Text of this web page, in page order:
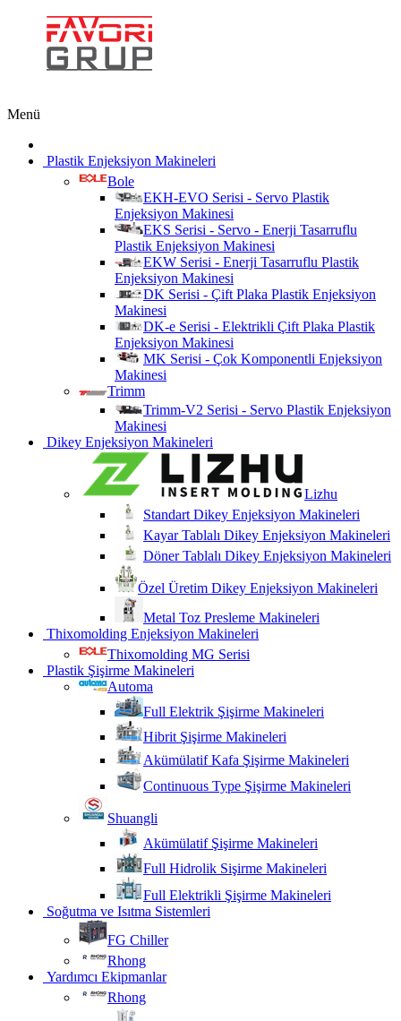
Menü
Plastik Enjeksiyon Makineleri
Bole
EKH-EVO Serisi - Servo Plastik
Enjeksiyon Makinesi
EKS Serisi - Servo - Enerji Tasarruflu
Plastik Enjeksiyon Makinesi
EKW Serisi - Enerji Tasarruflu Plastik
Enjeksiyon Makinesi
DK Serisi - Çift Plaka Plastik Enjeksiyon
Makinesi
DK-e Serisi - Elektrikli Çift Plaka Plastik
Enjeksiyon Makinesi
MK Serisi - Çok Komponentli Enjeksiyon
Makinesi
Trimm
Trimm-V2 Serisi - Servo Plastik Enjeksiyon
Makinesi
Dikey Enjeksiyon Makineleri
Lizhu
Standart Dikey Enjeksiyon Makineleri
Kayar Tablalı Dikey Enjeksiyon Makineleri
Döner Tablalı Dikey Enjeksiyon Makineleri
Özel Üretim Dikey Enjeksiyon Makineleri
Metal Toz Presleme Makineleri
Thixomolding Enjeksiyon Makineleri
Thixomolding MG Serisi
Plastik Şişirme Makineleri
Automa
Full Elektrik Şişirme Makineleri
Hibrit Şişirme Makineleri
Akümülatif Kafa Şişirme Makineleri
Continuous Type Şişirme Makineleri
Shuangli
Akümülatif Şişirme Makineleri
Full Hidrolik Sişirme Makineleri
Full Elektrikli Şişirme Makineleri
Soğutma ve Isıtma Sistemleri
FG Chiller
Rhong
Yardımcı Ekipmanlar
Rhong